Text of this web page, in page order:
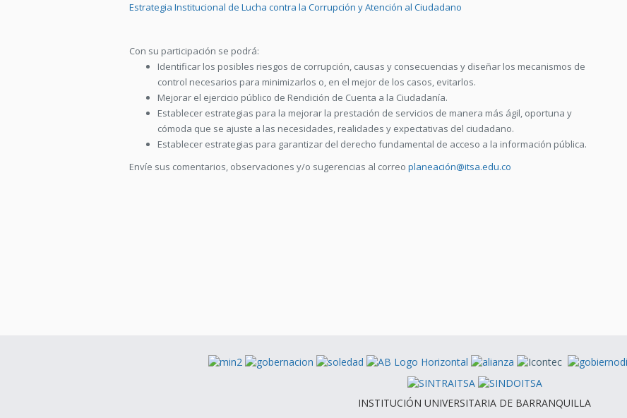
Estrategia Institucional de Lucha contra la Corrupción y Atención al Ciudadano
Con su participación se podrá:
Identificar los posibles riesgos de corrupción, causas y consecuencias y diseñar los mecanismos de
control necesarios para minimizarlos o, en el mejor de los casos, evitarlos.
Mejorar el ejercicio público de Rendición de Cuenta a la Ciudadanía.
Establecer estrategias para la mejorar la prestación de servicios de manera más ágil, oportuna y
cómoda que se ajuste a las necesidades, realidades y expectativas del ciudadano.
Establecer estrategias para garantizar del derecho fundamental de acceso a la información pública.
Envíe sus comentarios, observaciones y/o sugerencias al correo planeación@itsa.edu.co
INSTITUCIÓN UNIVERSITARIA DE BARRANQUILLA